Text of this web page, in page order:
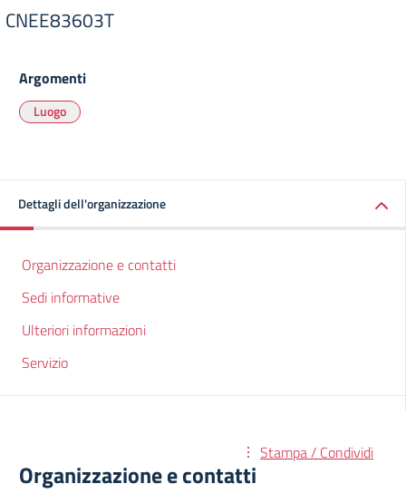
CNEE83603T
Argomenti
Luogo
Dettagli dell'organizzazione
Organizzazione e contatti
Sedi informative
Ulteriori informazioni
Servizio
Stampa / Condividi
Organizzazione e contatti